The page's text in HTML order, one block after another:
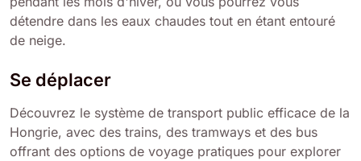
détendre dans les eaux chaudes tout en étant entouré
de neige.
Se déplacer
Découvrez le système de transport public efficace de la
Hongrie, avec des trains, des tramways et des bus
offrant des options de voyage pratiques pour explorer